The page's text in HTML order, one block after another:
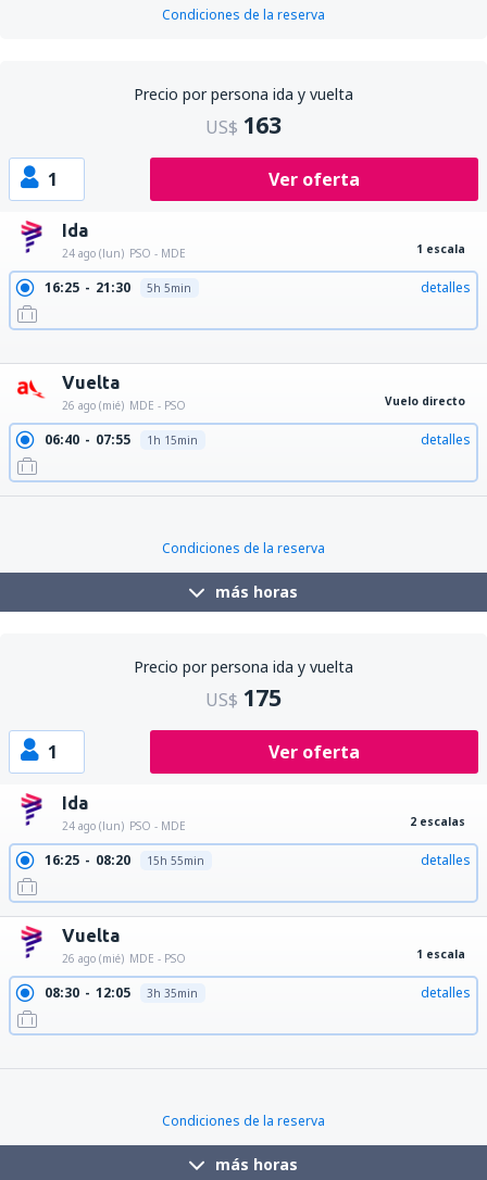
Condiciones de la reserva
Precio por persona ida y vuelta
US$ 163
1 Ver oferta
Ida
24 ago (lun) PSO - MDE 1 escala
16:25 21:30 5h 5min detalles
Vuelta
26 ago (mié) MDE - PSO Vuelo directo
06:40 07:55 1h 15min detalles
Condiciones de la reserva
más horas
Precio por persona ida y vuelta
US$ 175
1 Ver oferta
Ida
24 ago (lun) PSO - MDE 2 escalas
16:25 08:20 15h 55min detalles
Vuelta
26 ago (mié) MDE - PSO 1 escala
08:30 12:05 3h 35min detalles
Condiciones de la reserva
más horas